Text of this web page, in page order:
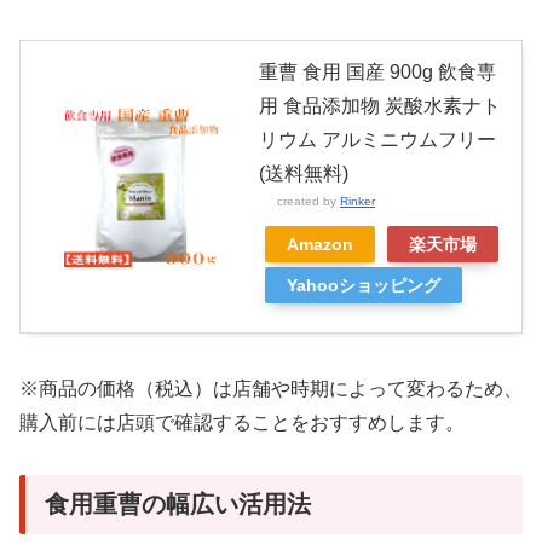
重曹 食用 国産 900g 飲食専
用 食品添加物 炭酸水素ナト
リウム アルミニウムフリー
(送料無料)
created by Rinker
Amazon 楽天市場
Yahooショッピング
※商品の価格（税込）は店舗や時期によって変わるため、
購入前には店頭で確認することをおすすめします。
食用重曹の幅広い活用法